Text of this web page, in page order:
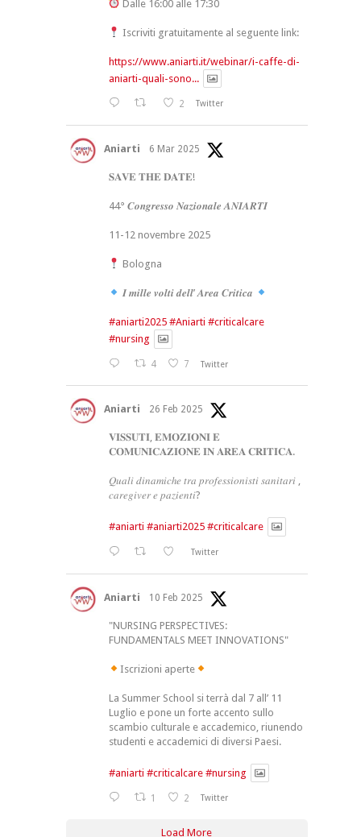
Dalle 16:00 alle 17:30
Iscriviti gratuitamente al seguente link:
https://www.aniarti.it/webinar/i-caffe-di-
aniarti-quali-sono...
2 Twitter
Aniarti 6 Mar 2025
𝐒𝐀𝐕𝐄 𝐓𝐇𝐄 𝐃𝐀𝐓𝐄!
44° 𝑪𝒐𝒏𝒈𝒓𝒆𝒔𝒔𝒐 𝑵𝒂𝒛𝒊𝒐𝒏𝒂𝒍𝒆 𝑨𝑵𝑰𝑨𝑹𝑻𝑰
11-12 novembre 2025
Bologna
𝑰 𝒎𝒊𝒍𝒍𝒆 𝒗𝒐𝒍𝒕𝒊 𝒅𝒆𝒍𝒍’ 𝑨𝒓𝒆𝒂 𝑪𝒓𝒊𝒕𝒊𝒄𝒂
#aniarti2025 #Aniarti #criticalcare
#nursing
4 7 Twitter
Aniarti 26 Feb 2025
𝐕𝐈𝐒𝐒𝐔𝐓𝐈, 𝐄𝐌𝐎𝐙𝐈𝐎𝐍𝐈 𝐄
𝐂𝐎𝐌𝐔𝐍𝐈𝐂𝐀𝐙𝐈𝐎𝐍𝐄 𝐈𝐍 𝐀𝐑𝐄𝐀 𝐂𝐑𝐈𝐓𝐈𝐂𝐀.
𝑄𝑢𝑎𝑙𝑖 𝑑𝑖𝑛𝑎𝑚𝑖𝑐ℎ𝑒 𝑡𝑟𝑎 𝑝𝑟𝑜𝑓𝑒𝑠𝑠𝑖𝑜𝑛𝑖𝑠𝑡𝑖 𝑠𝑎𝑛𝑖𝑡𝑎𝑟𝑖 ,
𝑐𝑎𝑟𝑒𝑔𝑖𝑣𝑒𝑟 𝑒 𝑝𝑎𝑧𝑖𝑒𝑛𝑡𝑖?
#aniarti #aniarti2025 #criticalcare
Twitter
Aniarti 10 Feb 2025
"NURSING PERSPECTIVES:
FUNDAMENTALS MEET INNOVATIONS"
Iscrizioni aperte
La Summer School si terrà dal 7 all’ 11
Luglio e pone un forte accento sullo
scambio culturale e accademico, riunendo
studenti e accademici di diversi Paesi.
#aniarti #criticalcare #nursing
1 2 Twitter
Load More